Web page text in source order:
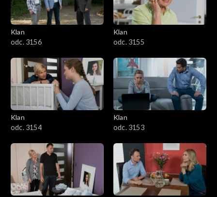
Klan
odc. 3156
Klan
odc. 3155
Klan
odc. 3154
Klan
odc. 3153